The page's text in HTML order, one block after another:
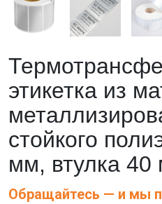
этикетка из
стойкого
мм, втулка 40
Обращайтесь — и мы